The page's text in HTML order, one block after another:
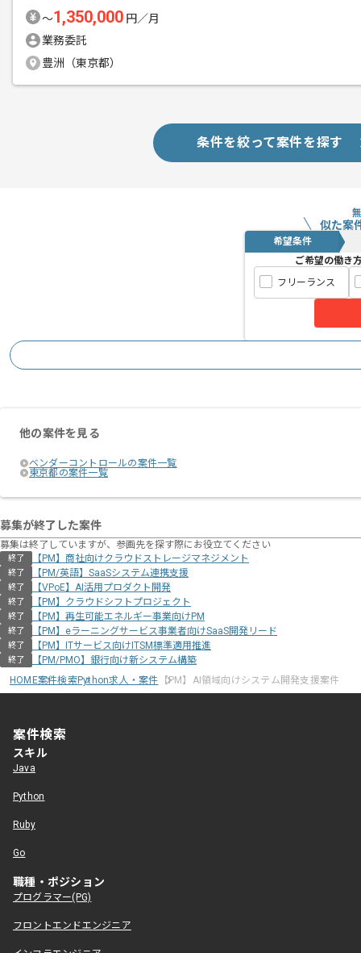
〜1,350,000 円／月
業務委託
豊洲（東京都）
条件を絞って案件を探す
似た案
希望条件
ご希望の働き
フリーランス
他の案件を見る
ベンダーコントロールの案件一覧
東京都の案件一覧
募集が終了した案件
募集は終了していますが、参画先を探す際にお役立てください
終了 【PM】商社向けクラウドストレージマネジメント
終了 【PM/英語】SaaSシステム連携支援
終了 【VPoE】AI活用プロダクト開発
終了 【PM】クラウドシフトプロジェクト
終了 【PM】再生可能エネルギー事業向けPM
終了 【PM】eラーニングサービス事業者向けSaaS開発リード
終了 【PM】ITサービス向けITSM標準適用推進
終了
【PM/PMO】銀行向け新システム構築
HOME案件検索Python求人・案件 【PM】AI領域向けシステム開発支援案件
案件検索
スキル
Java
Python
Ruby
Go
職種・ポジション
プログラマー(PG)
フロントエンドエンジニア